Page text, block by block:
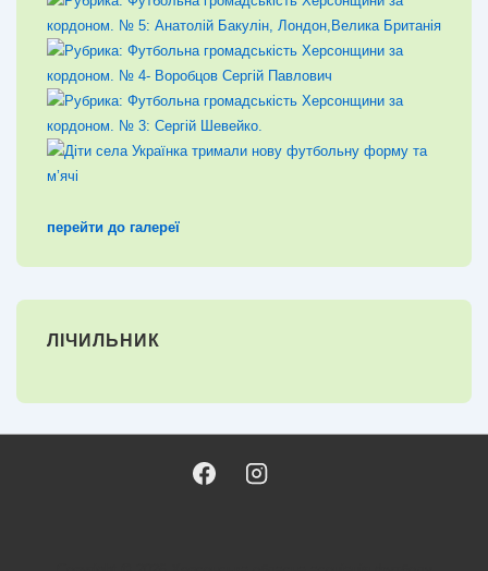
перейти до галереї
ЛІЧИЛЬНИК